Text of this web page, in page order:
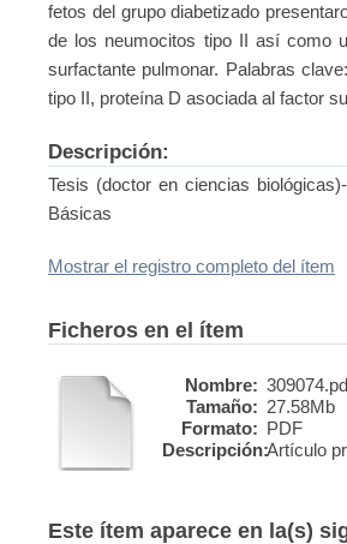
fetos del grupo diabetizado
de los neumocitos tipo II así como
surfactante pulmonar. Palabras
tipo II, proteína D asociada al factor
Descripción:
Tesis (doctor en ciencias
Básicas
Mostrar el registro completo del ítem
Ficheros en el ítem
Nombre:
Tamaño: 27.58Mb
Formato: PDF
Descripción:Artículo
Este ítem aparece en la(s)